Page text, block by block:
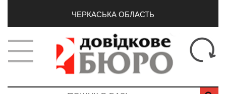
ЧЕРКАСЬКА ОБЛАСТЬ